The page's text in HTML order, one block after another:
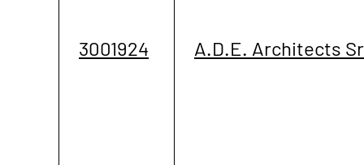
3001924 A.D.E. Architects